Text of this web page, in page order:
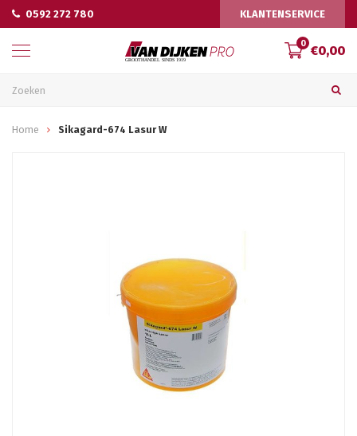
0592 272 780 KLANTENSERVICE
0 €0,00
Home Sikagard-674 Lasur W